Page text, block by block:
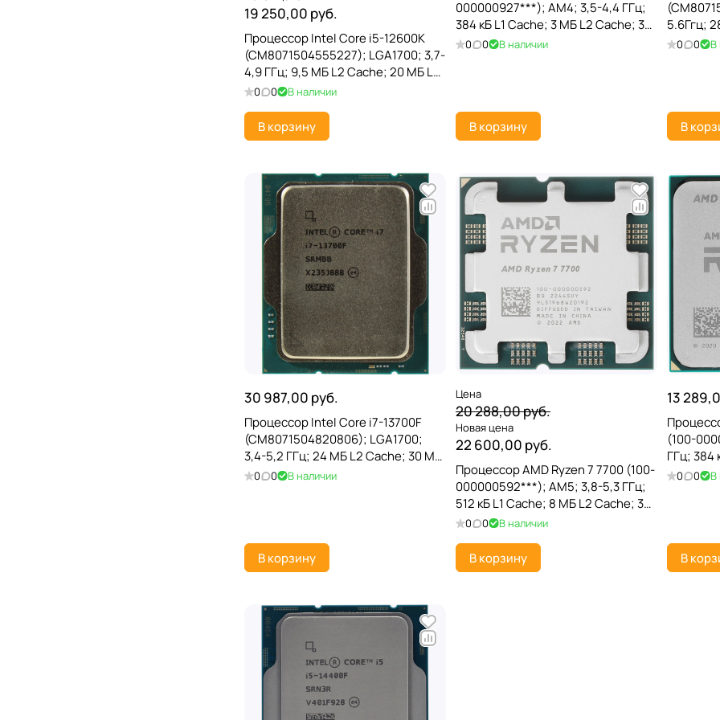
19 250,00 руб.
Процессор Intel Core i5-12600K
(CM8071504555227); LGA1700; 3,7-
4,9 ГГц; 9,5 МБ L2 Cache; 20 МБ L3
Cache; Alder Lake; Intel UHD 770; 10
0 0 В наличии
В корзину
000000927***); AM4; 3,5-4,4 ГГц;
384 кБ L1 Cache; 3 МБ L2 Cache; 32
МБ L3 Cache; Vermeer; 7 нм; TRAY
0 0 В наличии
В корзину
5.6Ггц;
Cache;
0 0 В
В
30 987,00 руб.
Процессор Intel Core i7-13700F
(CM8071504820806); LGA1700;
3,4-5,2 ГГц; 24 МБ L2 Cache; 30 МБ
L3 Cache; Raptor Lake; Intel 7; TRAY
0 0 В наличии
В корзину
Цена
20 288,00 руб.
Новая цена
22 600,00 руб.
Процессор AMD Ryzen 7 7700 (100-
000000592***); AM5; 3,8-5,3 ГГц;
512 кБ L1 Cache; 8 МБ L2 Cache; 32
МБ L3 Cache; Raphael; AMD Radeon
0 0 В наличии
В корзину
13
(100-
ГГц; 384
Cache;
0 0 В
В